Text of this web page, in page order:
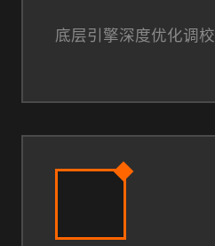
底层引擎深度优化调校